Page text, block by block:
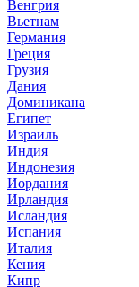
Венгрия
Вьетнам
Германия
Греция
Грузия
Дания
Доминикана
Египет
Израиль
Индия
Индонезия
Иордания
Ирландия
Исландия
Испания
Италия
Кения
Кипр